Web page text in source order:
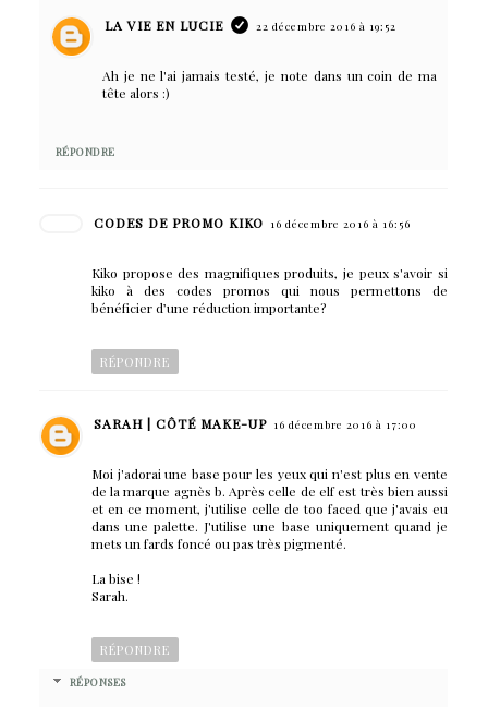
LA VIE EN LUCIE 22 décembre 2016 à 19:52
Ah je ne l'ai jamais testé, je note dans un coin de ma
tête alors :)
RÉPONDRE
CODES DE PROMO KIKO 16 décembre 2016 à 16:56
Kiko propose des magnifiques produits, je peux s'avoir si
kiko à des codes promos qui nous permettons de
bénéficier d’une réduction importante?
RÉPONDRE
SARAH | CÔTÉ MAKE-UP 16 décembre 2016 à 17:00
Moi j'adorai une base pour les yeux qui n'est plus en vente
de la marque agnès b. Après celle de elf est très bien aussi
et en ce moment, j'utilise celle de too faced que j'avais eu
dans une palette. J'utilise une base uniquement quand je
mets un fards foncé ou pas très pigmenté.
La bise !
Sarah.
RÉPONDRE
RÉPONSES